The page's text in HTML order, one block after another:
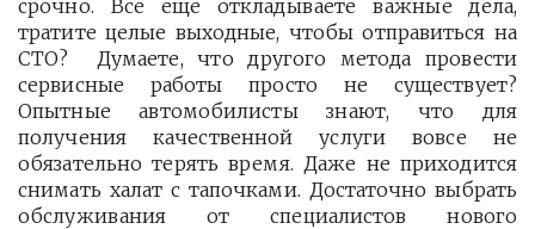
срочно. Все еще откладываете важные дела,
тратите целые выходные, чтобы отправиться на
СТО? Думаете, что другого метода провести
сервисные работы просто не существует?
Опытные автомобилисты знают, что для
получения качественной услуги вовсе не
обязательно терять время. Даже не приходится
снимать халат с тапочками. Достаточно выбрать
обслуживания от специалистов нового